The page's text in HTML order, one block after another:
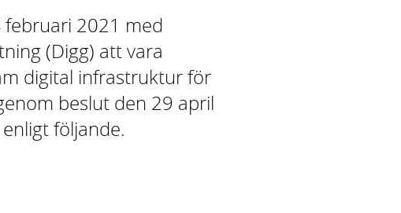
februari 2021 med
(Digg) att vara
digital infrastruktur för
beslut den 29 april
följande.